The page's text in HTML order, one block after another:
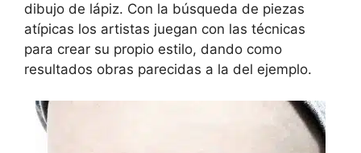
dibujo de lápiz. Con la búsqueda de piezas
atípicas los artistas juegan con las técnicas
para crear su propio estilo, dando como
resultados obras parecidas a la del ejemplo.